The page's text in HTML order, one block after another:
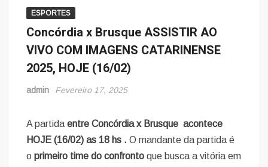
ESPORTES
Concórdia x Brusque ASSISTIR AO
VIVO COM IMAGENS CATARINENSE
2025, HOJE (16/02)
admin Fevereiro 17, 2025
A partidaentre Concórdia x Brusque acontece
HOJE (16/02) as 18 hs . O mandante da partida é
oprimeiro time do confrontoque busca a vitória em